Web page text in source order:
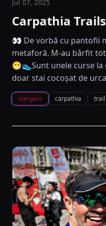
Jul 07, 2025
Carpathia
👀 De vorbă cu pantofii
metaforă. M-au bârfit
😁👟Sunt unele curse la
doar stai cocoșat de
alergare carpathia trail